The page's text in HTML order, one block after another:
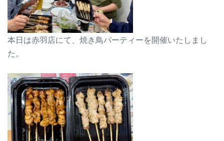
本日は赤羽店にて、焼き鳥パーティーを開催いたしまし
た。